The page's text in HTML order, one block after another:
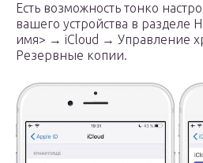
Есть возможность тонко
вашего устройства в
имя> → iCloud → Управление
Резервные копии.